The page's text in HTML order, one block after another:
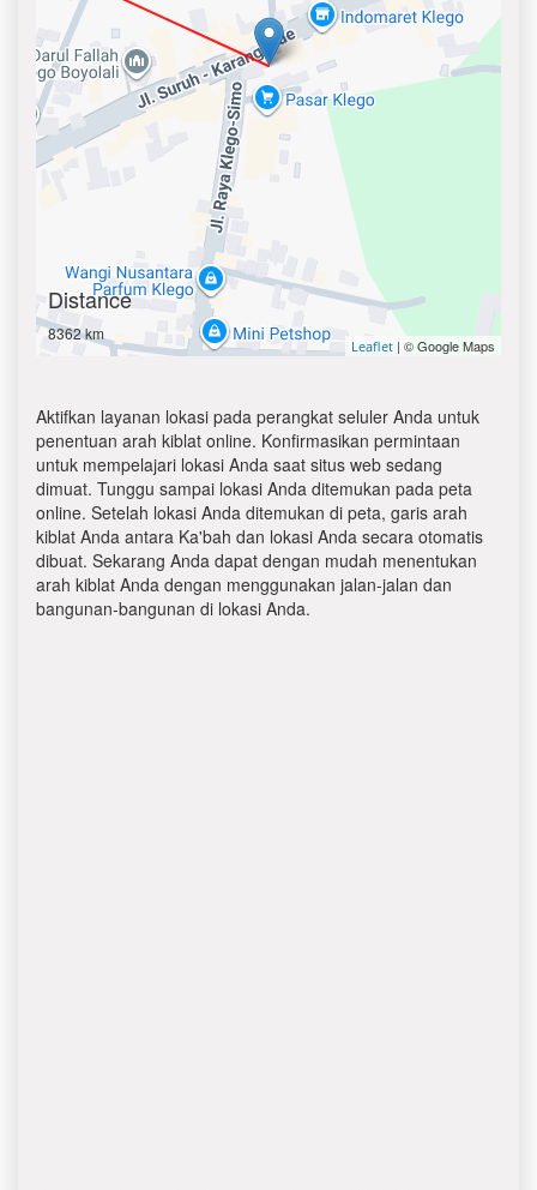
Distance
8362 km
Leaflet | © Google Maps
Aktifkan layanan lokasi pada perangkat seluler Anda untuk
penentuan arah kiblat online. Konfirmasikan permintaan
untuk mempelajari lokasi Anda saat situs web sedang
dimuat. Tunggu sampai lokasi Anda ditemukan pada peta
online. Setelah lokasi Anda ditemukan di peta, garis arah
kiblat Anda antara Ka'bah dan lokasi Anda secara otomatis
dibuat. Sekarang Anda dapat dengan mudah menentukan
arah kiblat Anda dengan menggunakan jalan-jalan dan
bangunan-bangunan di lokasi Anda.